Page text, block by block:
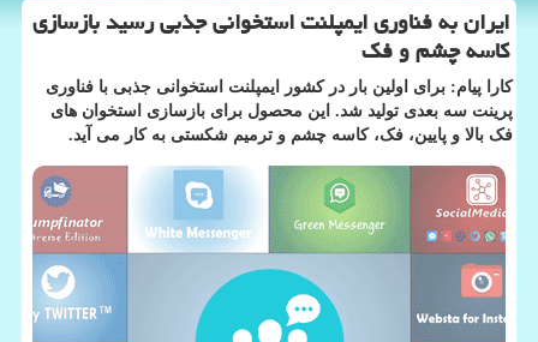
ایران به فناوری ایمپلنت استخوانی جذبی رسید بازسازی
کاسه چشم و فک
کارا پیام: برای اولین بار در کشور ایمپلنت استخوانی جذبی با فناوری
پرینت سه بعدی تولید شد. این محصول برای بازسازی استخوان های
فک بالا و پایین، فک، کاسه چشم و ترمیم شکستی به کار می آید.